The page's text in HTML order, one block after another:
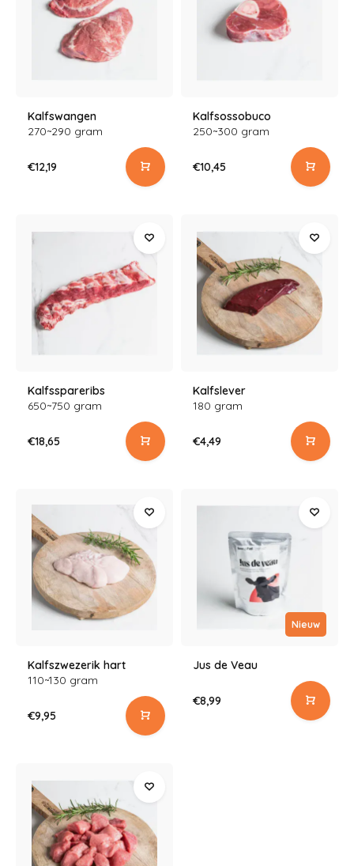
Kalfswangen
270~290 gram
€12,19
Kalfsossobuco
250~300 gram
€10,45
Kalfsspareribs
650~750 gram
€18,65
Kalfslever
180 gram
€4,49
Kalfszwezerik hart
110~130 gram
€9,95
Nieuw
Jus de Veau
€8,99